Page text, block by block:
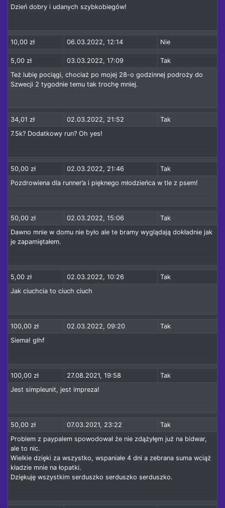
Dzień dobry i udanych szybkobiegów!
10,00 zł 06.03.2022, 12:14 Nie
5,00 zł 03.03.2022, 17:09
Tak
Też lubię pociągi, chociaż po mojej 28-o godzinnej podroży do
Szwecji 2 tygodnie temu tak trochę mniej.
34,01 zł 02.03.2022, 21:52
Tak
7.5k? Dodatkowy run? Oh yes!
50,00 zł 02.03.2022, 21:46
Tak
Pozdrowiena dla runner’a i pięknego młodzieńca w tle z psem!
50,00 zł 02.03.2022, 15:06
Tak
Dawno mnie w domu nie było ale te bramy wyglądają dokładnie jak
je zapamiętałem.
5,00 zł 02.03.2022, 10:26
Tak
Jak ciuchcia to ciuch ciuch
100,00 zł 02.03.2022, 09:20
Tak
Siema! glhf
100,00 zł 27.08.2021, 19:58
Tak
Jest simpleunit, jest impreza!
50,00 zł 07.03.2021, 23:22
Tak
Problem z paypalem spowodował że nie zdążyłęm już na bidwar,
ale to nic.
Wielkie dzięki za wszystko, wspaniałe 4 dni a zebrana suma wciąż
kładzie mnie na łopatki.
Dziękuję wszystkim serduszko serduszko serduszko.